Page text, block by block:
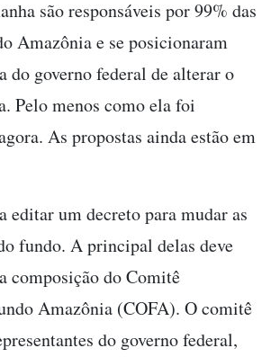
são responsáveis por 99% das
Amazônia e se posicionaram
do governo federal de alterar o
Pelo menos como ela foi
As propostas ainda estão em
editar um decreto para mudar as
fundo. A principal delas deve
composição do Comitê
Amazônia (COFA). O comitê
do governo federal,